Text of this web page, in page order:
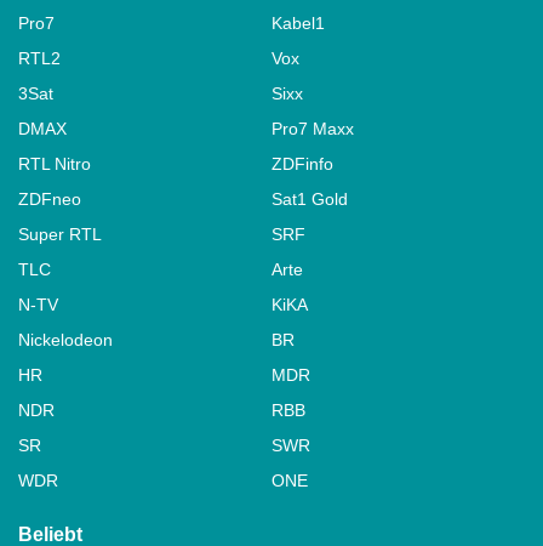
Pro7
Kabel1
RTL2
Vox
3Sat
Sixx
DMAX
Pro7 Maxx
RTL Nitro
ZDFinfo
ZDFneo
Sat1 Gold
Super RTL
SRF
TLC
Arte
N-TV
KiKA
Nickelodeon
BR
HR
MDR
NDR
RBB
SR
SWR
WDR
ONE
Beliebt